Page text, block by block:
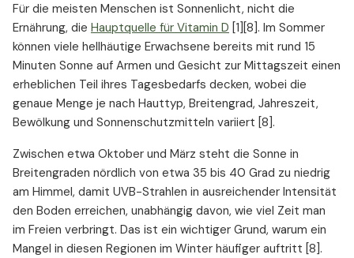
Für die meisten Menschen ist Sonnenlicht, nicht die
Ernährung, die Hauptquelle für Vitamin D [1][8]. Im Sommer
können viele hellhäutige Erwachsene bereits mit rund 15
Minuten Sonne auf Armen und Gesicht zur Mittagszeit einen
erheblichen Teil ihres Tagesbedarfs decken, wobei die
genaue Menge je nach Hauttyp, Breitengrad, Jahreszeit,
Bewölkung und Sonnenschutzmitteln variiert [8].
Zwischen etwa Oktober und März steht die Sonne in
Breitengraden nördlich von etwa 35 bis 40 Grad zu niedrig
am Himmel, damit UVB-Strahlen in ausreichender Intensität
den Boden erreichen, unabhängig davon, wie viel Zeit man
im Freien verbringt. Das ist ein wichtiger Grund, warum ein
Mangel in diesen Regionen im Winter häufiger auftritt [8].